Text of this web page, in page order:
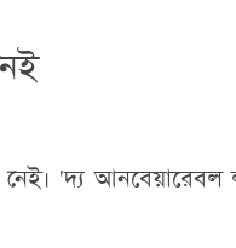
'দ্য আনবেয়ারেবল